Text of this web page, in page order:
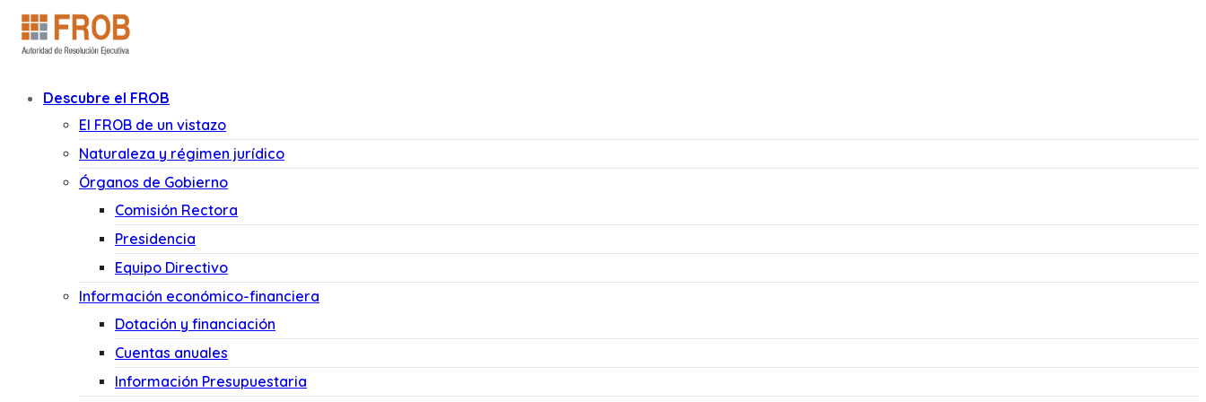
Descubre el FROB
El FROB de un vistazo
Naturaleza y régimen jurídico
Órganos de Gobierno
Comisión Rectora
Presidencia
Equipo Directivo
Información económico-financiera
Dotación y financiación
Cuentas anuales
Información Presupuestaria